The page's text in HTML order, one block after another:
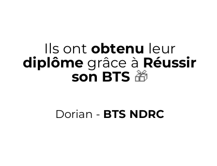
Ils ont obtenu leur
diplôme grâce à Réussir
son BTS 🎁
Dorian - BTS NDRC